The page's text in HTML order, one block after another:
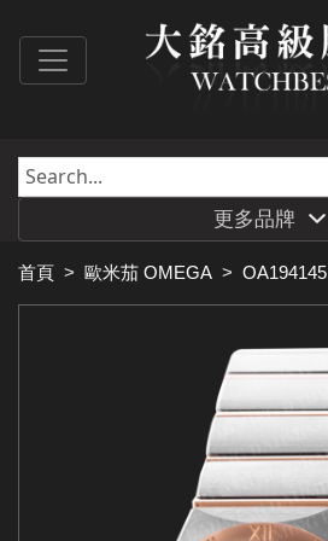
更多品牌
首頁 > 歐米茄 OMEGA > OA194145